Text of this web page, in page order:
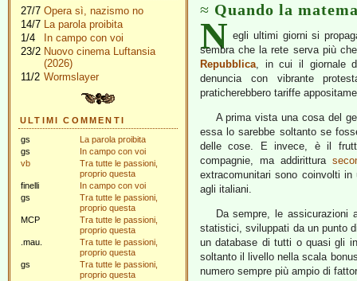
27/7 Opera sì, nazismo no
14/7 La parola proibita
1/4
In campo con voi
23/2 Nuovo cinema Luftansia
(2026)
11/2 Wormslayer
ULTIMI COMMENTI
gs
La parola proibita
gs
In campo con voi
vb
Tra tutte le passioni,
proprio questa
finelli
In campo con voi
gs
Tra tutte le passioni,
proprio questa
MCP
Tra tutte le passioni,
proprio questa
.mau.
Tra tutte le passioni,
proprio questa
gs
Tra tutte le passioni,
proprio questa
Quando la
N egli ultimi giorni si
sembra che la rete serva più
Repubblica, in cui il giornale
denuncia con vibrante
praticherebbero tariffe
A prima vista una cosa del
essa lo sarebbe soltanto se
delle cose. E invece, è il
compagnie, ma addirittura
extracomunitari sono coinvolti in
agli italiani.
Da sempre, le assicurazioni
statistici, sviluppati da un punto
un database di tutti o quasi gli
soltanto il livello nella scala
numero sempre più ampio di